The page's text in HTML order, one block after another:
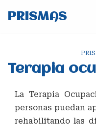
PRISMAS
Terapia
La Terapia
personas puedan
rehabilitando las